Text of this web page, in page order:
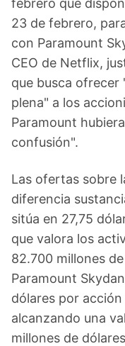
febrero que
23 de febrero,
con Paramount
CEO de Netflix,
que busca ofrecer
plena" a los
Paramount
confusión".
Las ofertas sobre
diferencia
sitúa en 27,75
que valora los
82.700 millones
Paramount
dólares por
alcanzando una
millones de